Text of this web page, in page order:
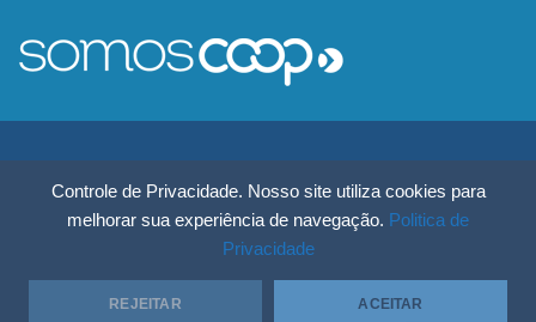
Controle de Privacidade. Nosso site utiliza cookies para
melhorar sua experiência de navegação. Politica de
Privacidade
REJEITAR ACEITAR
Sistema OCB Rondônia © Todos os Direitos Reservados - R. Paulo
Macalão, 4675 - Flodoaldo Pontes Pinto, Porto Velho - RO, 76820-454